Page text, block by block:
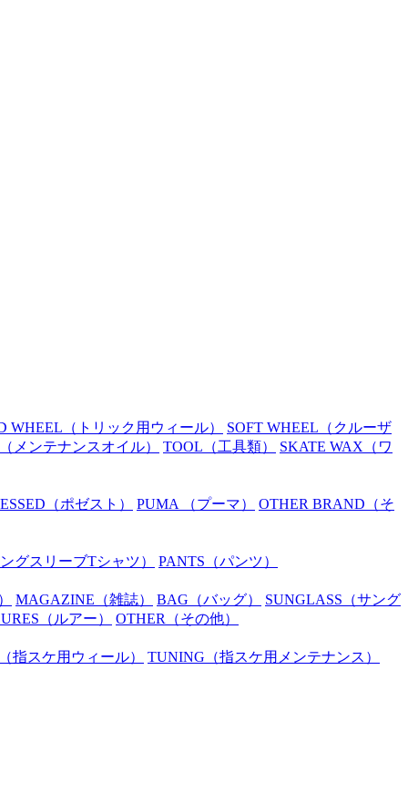
WHEEL （トリック用ウィール） SOFT WHEEL （クルーザ
（メンテナンスオイル） TOOL （工具類） SKATE WAX （ワ
（ポゼスト） PUMA （プーマ） OTHER BRAND （そ
ングスリーブTシャツ） PANTS （パンツ）
MAGAZINE （雑誌） BAG （バッグ） SUNGLASS （サング
（ルアー） OTHER （その他）
（指スケ用ウィール） TUNING （指スケ用メンテナンス）